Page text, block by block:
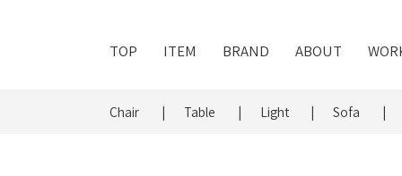
TOP ITEM BRAND ABOUT
Chair Table Light Sofa